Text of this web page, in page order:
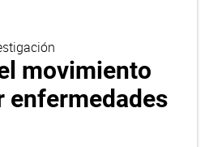
movimiento
enfermedades